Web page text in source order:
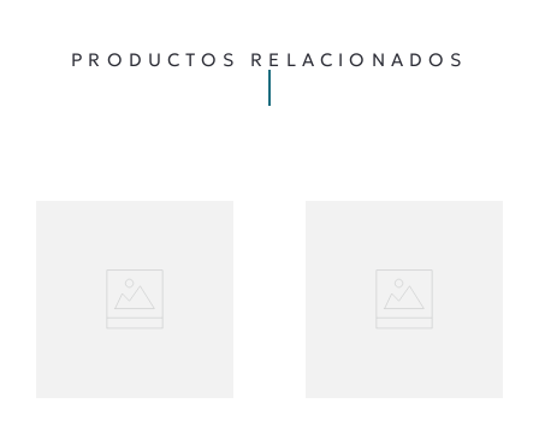
TU UBICACIÓNPRODUCTOS RELACIONADOS